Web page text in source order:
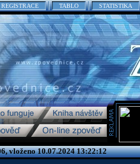
REGISTRACE TABLO STATISTIKA
vloženo 10.07.2024 13:22:12